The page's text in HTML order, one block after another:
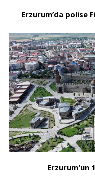
Erzurum’da polise
Erzurum'un